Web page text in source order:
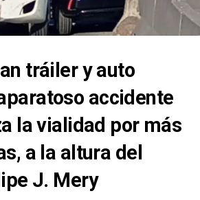
tráiler y auto
accidente
la vialidad por más
a la altura del
J. Mery